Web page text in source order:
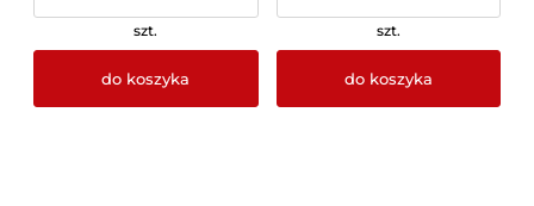
szt.
do koszyka
szt.
do koszyka